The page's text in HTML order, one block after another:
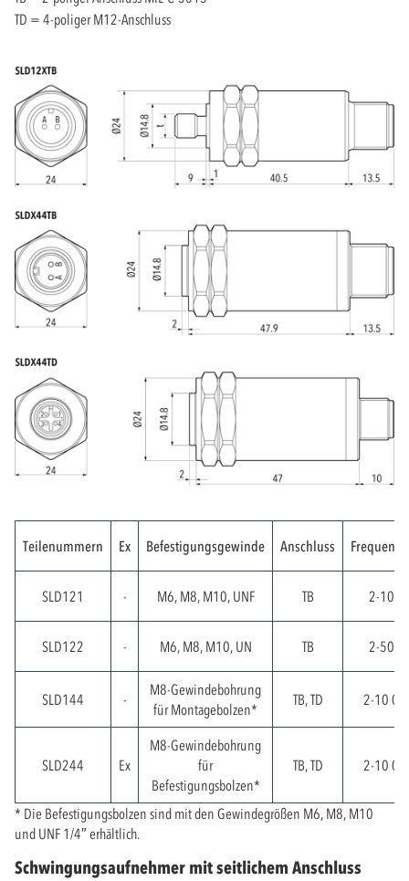
TD = 4-poliger M12-Anschluss
Teilenummern Ex Befestigungsgewinde Anschluss
SLD121 - M6, M8, M10, UNF TB 2-
SLD122 - M6, M8, M10, UN TB 2-
SLD144 -
M8-Gewindebohrung
für Montagebolzen*
TB, TD 2-10
SLD244 Ex
M8-Gewindebohrung
für
Befestigungsbolzen*
TB, TD 2-10
* Die Befestigungsbolzen sind mit den Gewindegrößen M6, M8, M10
und UNF 1/4″ erhältlich.
Schwingungsaufnehmer mit seitlichem Anschluss